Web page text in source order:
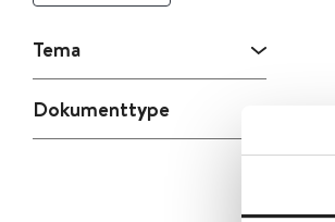
Tema
Dokumenttype